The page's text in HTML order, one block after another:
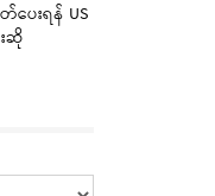
ပေးရန် US
ဆို